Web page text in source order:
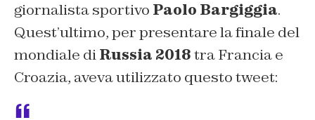
giornalista sportivo Paolo Bargiggia.
Quest’ultimo, per presentare la finale del
mondiale diRussia 2018tra Francia e
Croazia, aveva utilizzato questo tweet: